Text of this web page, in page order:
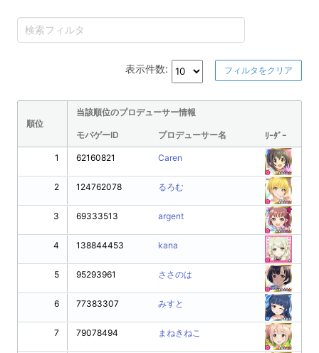
表示件数: フィルタをクリア
順位
当該順位のプロデューサー情報
モバゲーID プロデューサー名 ﾘｰﾀﾞｰ
1
2
3
4
5
6
7
62160821 Caren
124762078 るろむ
69333513 argent
138844453 kana
95293961 ささのは
77383307 みすと
79078494 まねきねこ